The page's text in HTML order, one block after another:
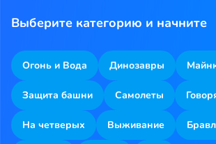
Выберите категорию и начните
Огонь и Вода Динозавры
Защита башни Самолеты
На четверых Выживание